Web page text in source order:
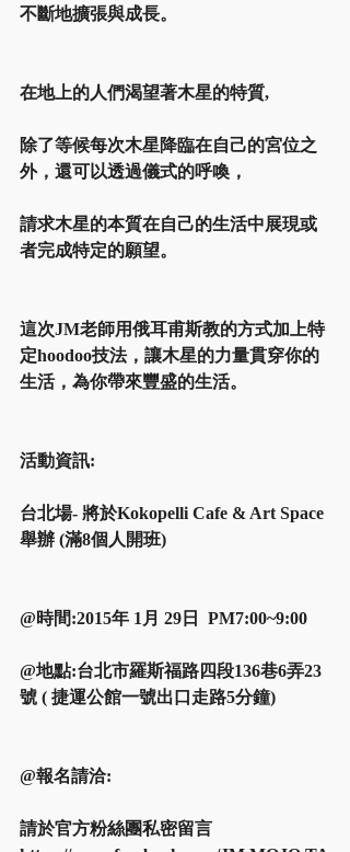
不斷地擴張與成長。
在地上的人們渴望著木星的特質,
除了等候每次木星降臨在自己的宮位之
外，還可以透過儀式的呼喚，
請求木星的本質在自己的生活中展現或
者完成特定的願望。
這次JM老師用俄耳甫斯教的方式加上特
定hoodoo技法，讓木星的力量貫穿你的
生活，為你帶來豐盛的生活。
活動資訊:
台北場- 將於Kokopelli Cafe & Art Space
舉辦 (滿8個人開班)
@時間:2015年 1月 29日  PM7:00~9:00
@地點:台北市羅斯福路四段136巷6弄23
號 ( 捷運公館一號出口走路5分鐘)
@報名請洽:
請於官方粉絲團私密留言